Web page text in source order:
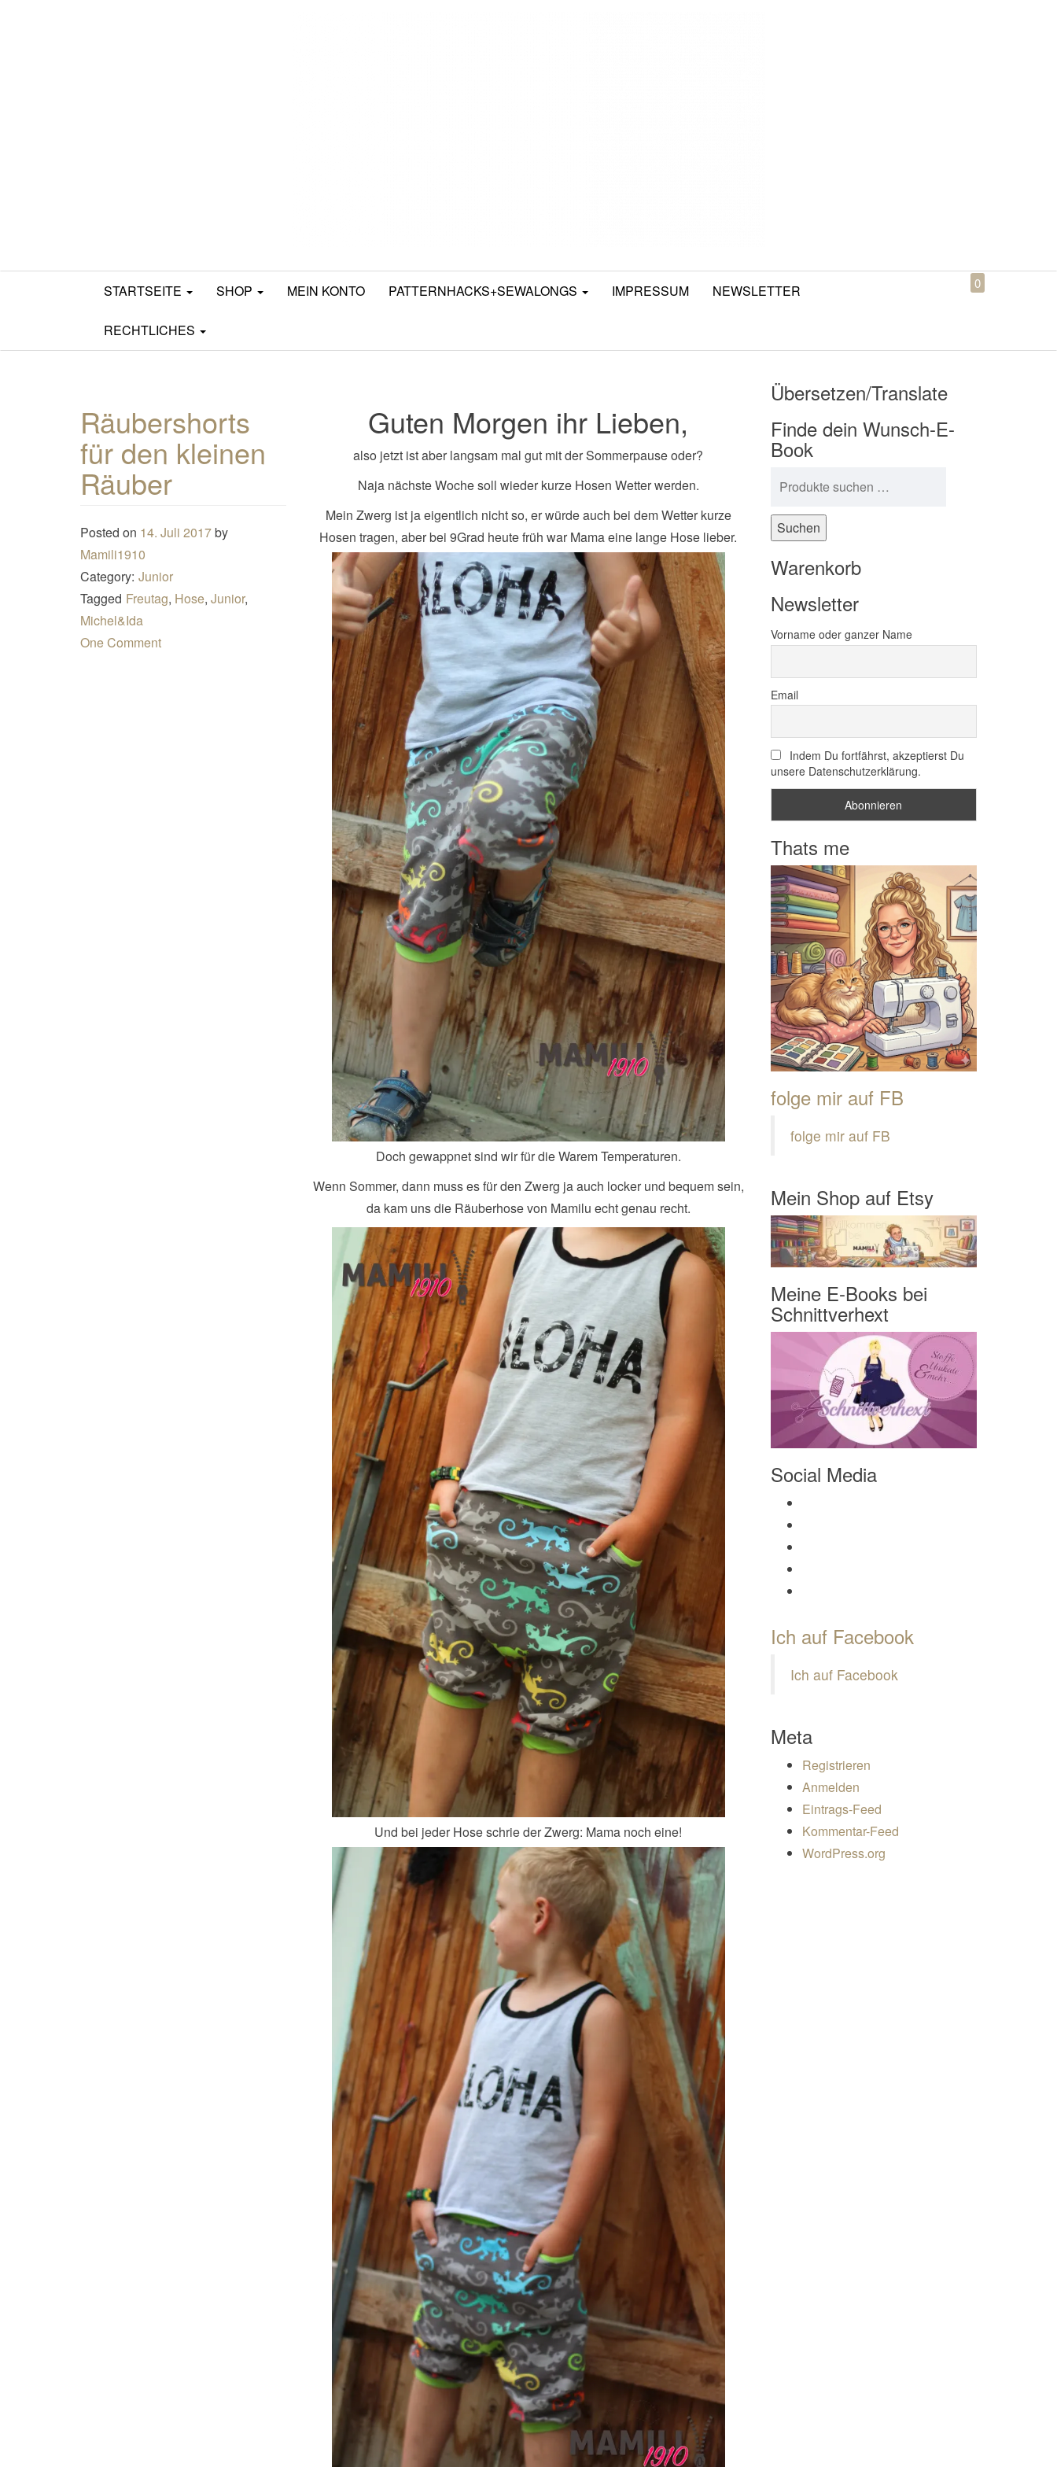
Mamili1910
STARTSEITE SHOP MEIN KONTO PATTERNHACKS+SEWALONGS IMPRESSUM NEWSLETTER
RECHTLICHES
0
Räubershorts
für den kleinen
Räuber
Posted on 14. Juli 2017by
Mamili1910
Category: Junior
Tagged Freutag, Hose, Junior,
Michel&Ida
One Comment
Guten Morgen ihr Lieben,
also jetzt ist aber langsam mal gut mit der Sommerpause oder?
Naja nächste Woche soll wieder kurze Hosen Wetter werden.
Mein Zwerg ist ja eigentlich nicht so, er würde auch bei dem Wetter kurze
Hosen tragen, aber bei 9Grad heute früh war Mama eine lange Hose lieber.
Doch gewappnet sind wir für die Warem Temperaturen.
Wenn Sommer, dann muss es für den Zwerg ja auch locker und bequem sein,
da kam uns die Räuberhose von Mamilu echt genau recht.
Und bei jeder Hose schrie der Zwerg: Mama noch eine!
Übersetzen/Translate
Finde dein Wunsch-E-
Book
Suchen
Warenkorb
Newsletter
Vorname oder ganzer Name
Email
Indem Du fortfährst, akzeptierst Du
unsere Datenschutzerklärung.
Thats me
folge mir auf FB
folge mir auf FB
Mein Shop auf Etsy
Meine E-Books bei
Schnittverhext
Social Media
Ich auf Facebook
Ich auf Facebook
Meta
Registrieren
Anmelden
Eintrags-Feed
Kommentar-Feed
WordPress.org